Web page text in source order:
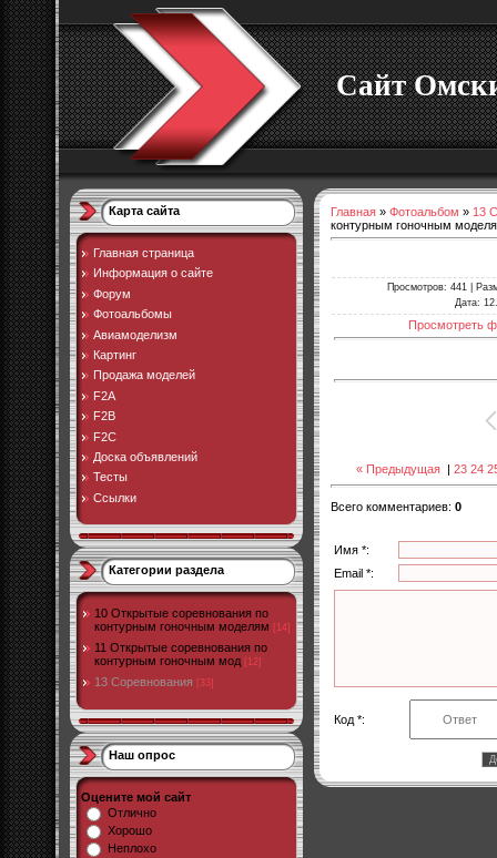
Сайт
Карта сайта
Главная страница
Информация о сайте
Форум
Фотоальбомы
Авиамоделизм
Картинг
Продажа моделей
F2A
F2B
F2C
Доска объявлений
Тесты
Ссылки
Категории раздела
10 Открытые соревнования по
контурным гоночным моделям
[14]
11 Открытые соревнования по
контурным гоночным мод
[12]
13 Соревнования [33]
Наш опрос
Оцените мой сайт
Отлично
Хорошо
Неплохо
Главная » Фотоальбом » 13
контурным гоночным
Просмотров: 441 |
Дата:
Просмотреть
« Предыдущая | 23 24
Всего комментариев: 0
Имя *:
Email *:
Код *: